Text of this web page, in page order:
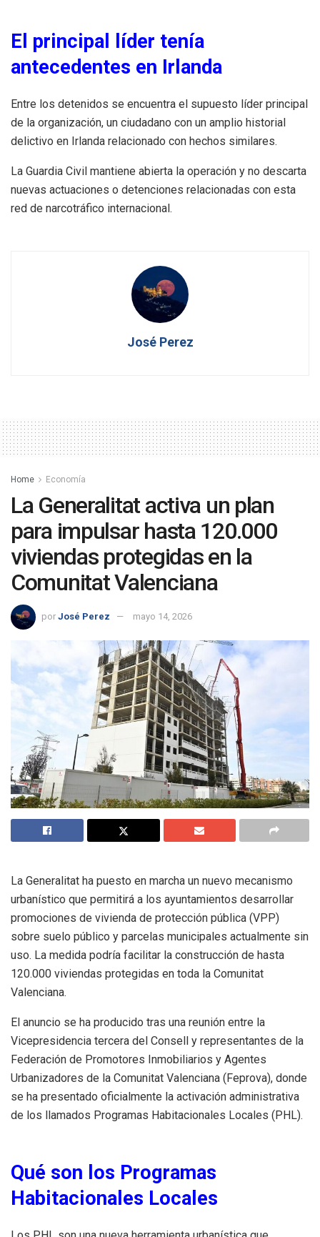
El principal líder tenía
antecedentes en Irlanda
Entre los detenidos se encuentra el supuesto líder principal
de la organización, un ciudadano con un amplio historial
delictivo en Irlanda relacionado con hechos similares.
La Guardia Civil mantiene abierta la operación y no descarta
nuevas actuaciones o detenciones relacionadas con esta
red de narcotráfico internacional.
José Perez
Home Economía
La Generalitat activa un plan
para impulsar hasta 120.000
viviendas protegidas en la
Comunitat Valenciana
por José Perez mayo 14, 2026
La Generalitat ha puesto en marcha un nuevo mecanismo
urbanístico que permitirá a los ayuntamientos desarrollar
promociones de vivienda de protección pública (VPP)
sobre suelo público y parcelas municipales actualmente sin
uso. La medida podría facilitar la construcción de hasta
120.000 viviendas protegidas en toda la Comunitat
Valenciana.
El anuncio se ha producido tras una reunión entre la
Vicepresidencia tercera del Consell y representantes de la
Federación de Promotores Inmobiliarios y Agentes
Urbanizadores de la Comunitat Valenciana (Feprova), donde
se ha presentado oficialmente la activación administrativa
de los llamados Programas Habitacionales Locales (PHL).
Qué son los Programas
Habitacionales Locales